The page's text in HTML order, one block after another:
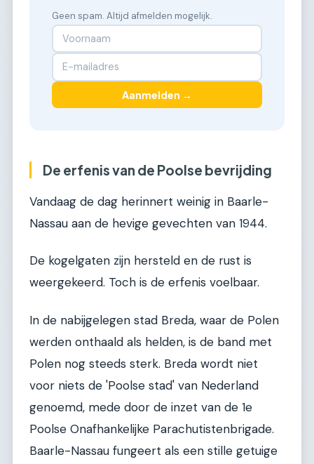
Geen spam. Altijd afmelden mogelijk.
Aanmelden →
De erfenis van de Poolse bevrijding
Vandaag de dag herinnert weinig in Baarle-
Nassau aan de hevige gevechten van 1944.
De kogelgaten zijn hersteld en de rust is
weergekeerd. Toch is de erfenis voelbaar.
In de nabijgelegen stad Breda, waar de Polen
werden onthaald als helden, is de band met
Polen nog steeds sterk. Breda wordt niet
voor niets de 'Poolse stad' van Nederland
genoemd, mede door de inzet van de 1e
Poolse Onafhankelijke Parachutistenbrigade.
Baarle-Nassau fungeert als een stille getuige